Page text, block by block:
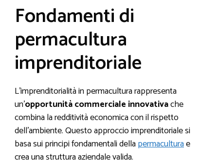
Fondamenti di
permacultura
imprenditoriale
L’imprenditorialità in permacultura rappresenta
un’opportunità commerciale innovativache
combina la redditività economica con il rispetto
dell’ambiente. Questo approccio imprenditoriale si
basa sui principi fondamentali dellapermaculturae
crea una struttura aziendale valida.